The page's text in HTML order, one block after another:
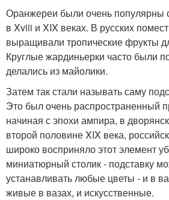
Оранжереи были очень популярны
в Xviii и XIX веках. В русских
выращивали тропические фрукты
Круглые жардиньерки часто были
делались из майолики.
Затем так стали называть саму
Это был очень распространенный
начиная с эпохи ампира, в
второй половине XIX века,
широко восприняло этот элемент
миниатюрный столик - подставку
устанавливать любые цветы - и в
живые в вазах, и искусственные.